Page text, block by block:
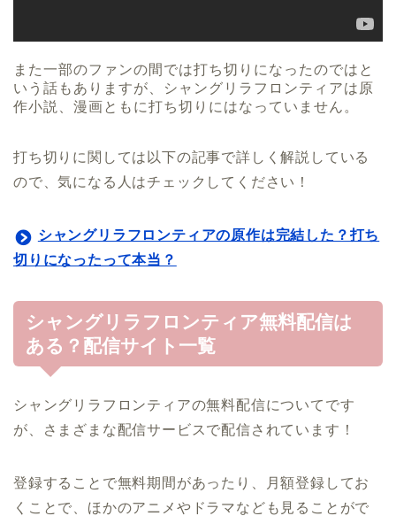
また一部のファンの間では打ち切りになったのではと
いう話もありますが、シャングリラフロンティアは原
作小説、漫画ともに打ち切りにはなっていません。
打ち切りに関しては以下の記事で詳しく解説している
ので、気になる人はチェックしてください！
シャングリラフロンティアの原作は完結した？打ち
切りになったって本当？
シャングリラフロンティア無料配信は
ある？配信サイト一覧
シャングリラフロンティアの無料配信についてです
が、さまざまな配信サービスで配信されています！
登録することで無料期間があったり、月額登録してお
くことで、ほかのアニメやドラマなども見ることがで